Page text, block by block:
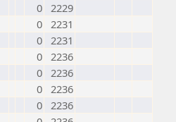
0 2229
0 2231
0 2231
0 2236
0 2236
0 2236
0 2236